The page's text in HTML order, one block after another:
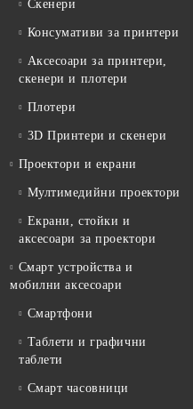
Скенери
Консумативи за принтери
Аксесоари за принтери,
скенери и плотери
Плотери
3D Принтери и скенери
Проектори и екрани
Мултимедийни проектори
Екрани, стойки и
аксесоари за проектори
Смарт устройства и
мобилни аксесоари
Смартфони
Таблети и графични
таблети
Смарт часовници